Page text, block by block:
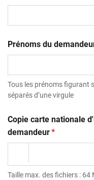
Prénoms du
Tous les prénoms figurant
séparés d’une virgule
Copie carte nationale
demandeur(obligatoire)
*
Taille max. des fichiers : 64